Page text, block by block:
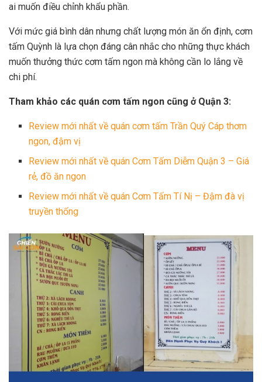
ai muốn điều chỉnh khẩu phần.
Với mức giá bình dân nhưng chất lượng món ăn ổn định, cơm
tấm Quỳnh là lựa chọn đáng cân nhắc cho những thực khách
muốn thưởng thức cơm tấm ngon mà không cần lo lắng về
chi phí.
Tham khảo các quán cơm tấm ngon cũng ở Quận 3:
Review mới nhất về quán cơm tấm Trần Quý Cáp thơm
ngon, đậm vị
Review mới nhất về quán Cơm Tấm Diễm Quận 3 – Giá
rẻ, đồ ăn ngon
Review mới nhất về quán Cơm Tấm Tí Nị – Đậm đà vị
truyền thống